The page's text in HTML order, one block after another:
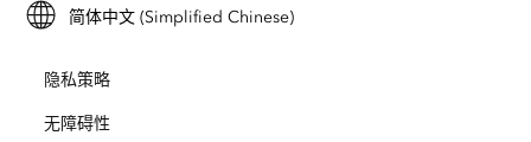
Esri 年轻专家关系网
ArcUser
ArcNews
招贤纳士
开放视野
ArcGIS for Student Use
保护
简体中文 (Simplified Chinese)
隐私策略
无障碍性